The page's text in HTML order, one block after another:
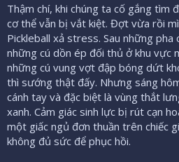
Thậm chí, khi chúng ta cố gắng tìm
cơ thể vẫn bị vắt kiệt. Đợt vừa rồi
Pickleball xả stress. Sau những
những cú dồn ép đối thủ ở khu vực
những cú vung vợt đập bóng dứt
thì sướng thật đấy. Nhưng sáng
cánh tay và đặc biệt là vùng thắt
xanh. Cảm giác sinh lực bị rút cạn
một giấc ngủ đơn thuần trên chiếc
không đủ sức để phục hồi.